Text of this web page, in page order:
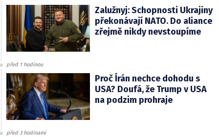
Zalužnyj: Schopnosti Ukrajiny
překonávají NATO. Do aliance
zřejmě nikdy nevstoupíme
před 1 hodinou
Proč Írán nechce dohodu s
USA? Doufá, že Trump v USA
na podzim prohraje
před 3 hodinami